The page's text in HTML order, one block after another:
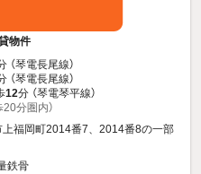
物件
（琴電長尾線）
（琴電長尾線）
12分 （琴電琴平線）
分圏内）
上福岡町2014番7、2014番8の一部
鉄骨